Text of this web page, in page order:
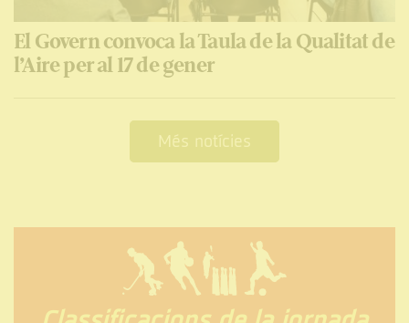
El Govern convoca la Taula de la Qualitat de
l’Aire per al 17 de gener
Més notícies